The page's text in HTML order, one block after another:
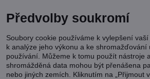
Předvolby soukromí
Soubory cookie používáme k vylepšení vaší
k analýze jeho výkonu a ke shromažďování
používání. Můžeme k tomu použít nástroje
shromážděná data mohou být přenášena
nebo jiných zemích. Kliknutím na „Přijmout